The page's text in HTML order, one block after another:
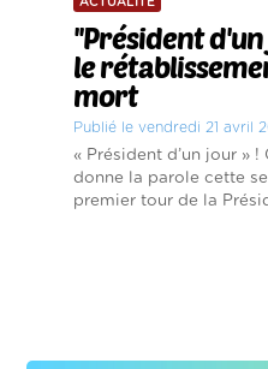
''Président
le
mort
Publié le vendredi 21 avril
« Président d’un jour »
donne la parole cette
premier tour de la